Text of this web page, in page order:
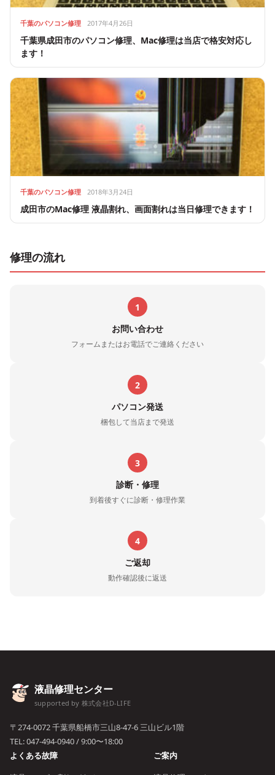
千葉のパソコン修理 2017年4月26日
千葉県成田市のパソコン修理、Mac修理は当店で格安対応し
ます！
千葉のパソコン修理 2018年3月24日
成田市のMac修理 液晶割れ、画面割れは当日修理できます！
修理の流れ
1
お問い合わせ
フォームまたはお電話でご連絡ください
2
パソコン発送
梱包して当店まで発送
3
診断・修理
到着後すぐに診断・修理作業
4
ご返却
動作確認後に返送
液晶修理センター
supported by 株式会社D-LIFE
〒274-0072 千葉県船橋市三山8-47-6 三山ビル1階
TEL:047-494-0940/ 9:00〜18:00
よくある故障
ご案内